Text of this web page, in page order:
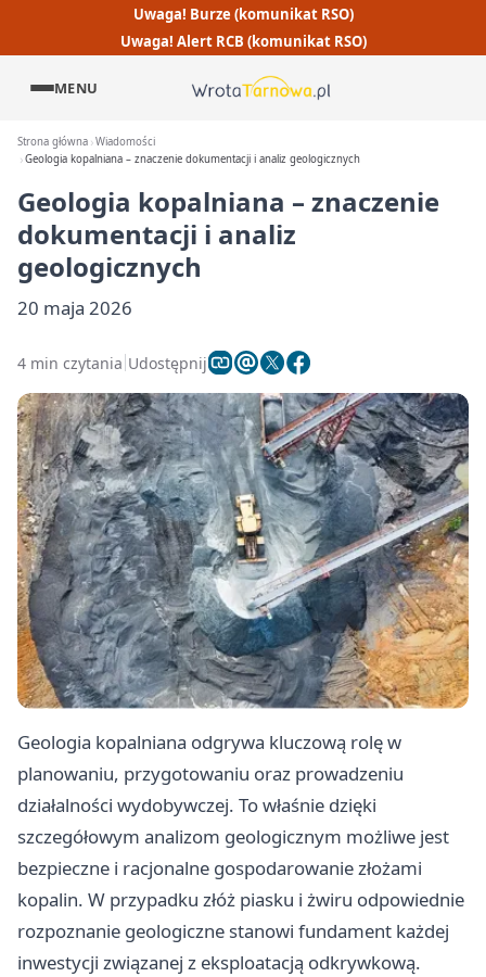
Uwaga! Burze (komunikat RSO)
Uwaga! Alert RCB (komunikat RSO)
MENU
Strona główna Wiadomości
Geologia kopalniana – znaczenie dokumentacji i analiz geologicznych
Geologia kopalniana – znaczenie
dokumentacji i analiz
geologicznych
20 maja 2026
4 min czytania Udostępnij
Geologia kopalniana odgrywa kluczową rolę w
planowaniu, przygotowaniu oraz prowadzeniu
działalności wydobywczej. To właśnie dzięki
szczegółowym analizom geologicznym możliwe jest
bezpieczne i racjonalne gospodarowanie złożami
kopalin. W przypadku złóż piasku i żwiru odpowiednie
rozpoznanie geologiczne stanowi fundament każdej
inwestycji związanej z eksploatacją odkrywkową.